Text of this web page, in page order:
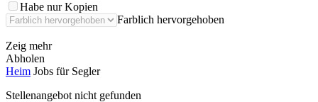
Habe nur Kopien
Farblich hervorgehoben
Zeig mehr
Abholen
Heim Jobs für Segler
Stellenangebot nicht gefunden